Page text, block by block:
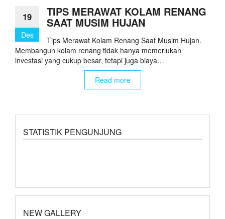
19
Des
TIPS MERAWAT KOLAM RENANG
SAAT MUSIM HUJAN
Tips Merawat Kolam Renang Saat Musim Hujan.
Membangun kolam renang tidak hanya memerlukan
investasi yang cukup besar, tetapi juga biaya…
Read more
STATISTIK PENGUNJUNG
NEW GALLERY